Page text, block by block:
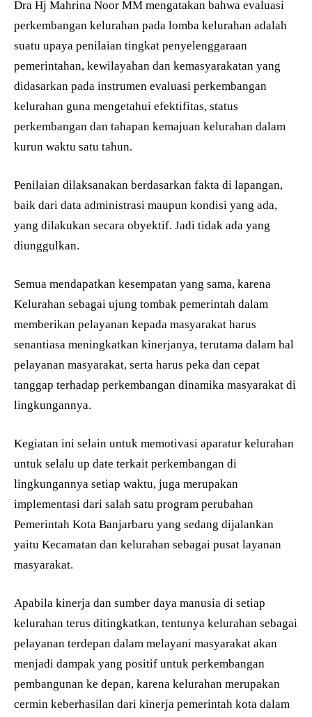
Dra Hj Mahrina Noor MM mengatakan bahwa evaluasi
perkembangan kelurahan pada lomba kelurahan adalah
suatu upaya penilaian tingkat penyelenggaraan
pemerintahan, kewilayahan dan kemasyarakatan yang
didasarkan pada instrumen evaluasi perkembangan
kelurahan guna mengetahui efektifitas, status
perkembangan dan tahapan kemajuan kelurahan dalam
kurun waktu satu tahun.
Penilaian dilaksanakan berdasarkan fakta di lapangan,
baik dari data administrasi maupun kondisi yang ada,
yang dilakukan secara obyektif. Jadi tidak ada yang
diunggulkan.
Semua mendapatkan kesempatan yang sama, karena
Kelurahan sebagai ujung tombak pemerintah dalam
memberikan pelayanan kepada masyarakat harus
senantiasa meningkatkan kinerjanya, terutama dalam hal
pelayanan masyarakat, serta harus peka dan cepat
tanggap terhadap perkembangan dinamika masyarakat di
lingkungannya.
Kegiatan ini selain untuk memotivasi aparatur kelurahan
untuk selalu up date terkait perkembangan di
lingkungannya setiap waktu, juga merupakan
implementasi dari salah satu program perubahan
Pemerintah Kota Banjarbaru yang sedang dijalankan
yaitu Kecamatan dan kelurahan sebagai pusat layanan
masyarakat.
Apabila kinerja dan sumber daya manusia di setiap
kelurahan terus ditingkatkan, tentunya kelurahan sebagai
pelayanan terdepan dalam melayani masyarakat akan
menjadi dampak yang positif untuk perkembangan
pembangunan ke depan, karena kelurahan merupakan
cermin keberhasilan dari kinerja pemerintah kota dalam